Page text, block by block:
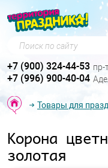
Поиск по сайту
+7 (900) 324-44-53 пр-
+7 (996) 900-40-04
Товары для
Корона
золотая